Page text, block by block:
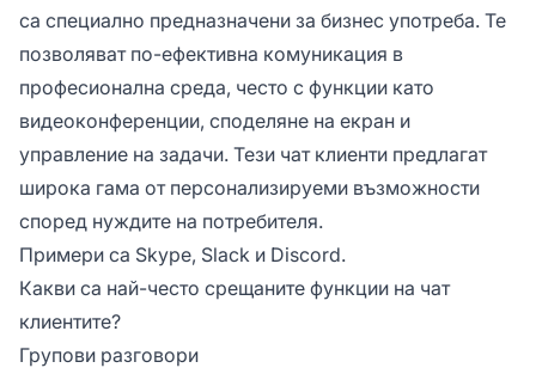
са специално предназначени за бизнес употреба. Те
позволяват по-ефективна комуникация в
професионална среда, често с функции като
видеоконференции, споделяне на екран и
управление на задачи. Тези чат клиенти предлагат
широка гама от персонализируеми възможности
според нуждите на потребителя.
Примери са Skype, Slack и Discord.
Какви са най-често срещаните функции на чат
клиентите?
Групови разговори